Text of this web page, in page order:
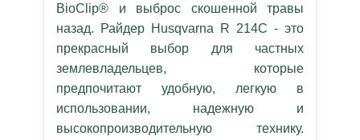
BioClip® и выброс скошенной травы
назад. Райдер Husqvarna R 214C - это
прекрасный выбор для частных
землевладельцев, которые
предпочитают удобную, легкую в
использовании, надежную и
высокопроизводительную технику.